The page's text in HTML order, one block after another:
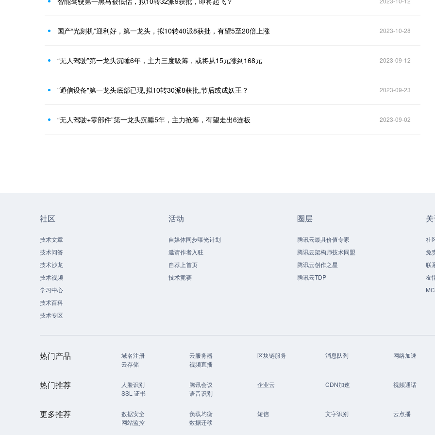
国产“光刻机”迎利好，第一龙头，拟10转40派8获批，有望5至20倍上涨 2023-10-28
“无人驾驶”第一龙头沉睡6年，主力三度吸筹，或将从15元涨到168元 2023-09-12
"通信设备"第一龙头底部已现,拟10转30派8获批,节后或成妖王？ 2023-09-23
“无人驾驶+零部件”第一龙头沉睡5年，主力抢筹，有望走出6连板 2023-09-02
社区
技术文章
技术问答
技术沙龙
技术视频
学习中心
技术百科
技术专区
活动
自媒体同步曝光计划
邀请作者入驻
自荐上首页
技术竞赛
圈层
腾讯云最具价值专家
腾讯云架构师技术同盟
腾讯云创作之星
腾讯云TDP
社
免
联
友
热门产品 域名注册 云服务器 区块链服务 消息队列
网络加速
云存储
视频直播
热门推荐 人脸识别 腾讯会议 企业云 CDN加速
视频通话
SSL 证书
语音识别
更多推荐 数据安全 负载均衡 短信 文字识别
云点播
网站监控
数据迁移